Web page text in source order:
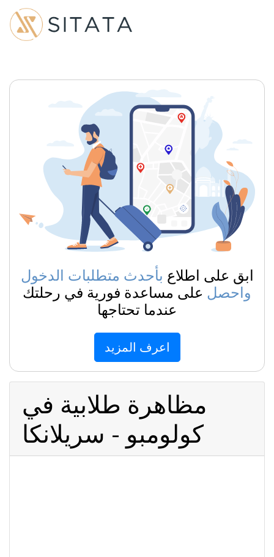
ابق على اطلاع بأحدث متطلبات الدخول
واحصل على مساعدة فورية في رحلتك
عندما تحتاجها
اعرف المزيد
مظاهرة طلابية في
كولومبو - سريلانكا